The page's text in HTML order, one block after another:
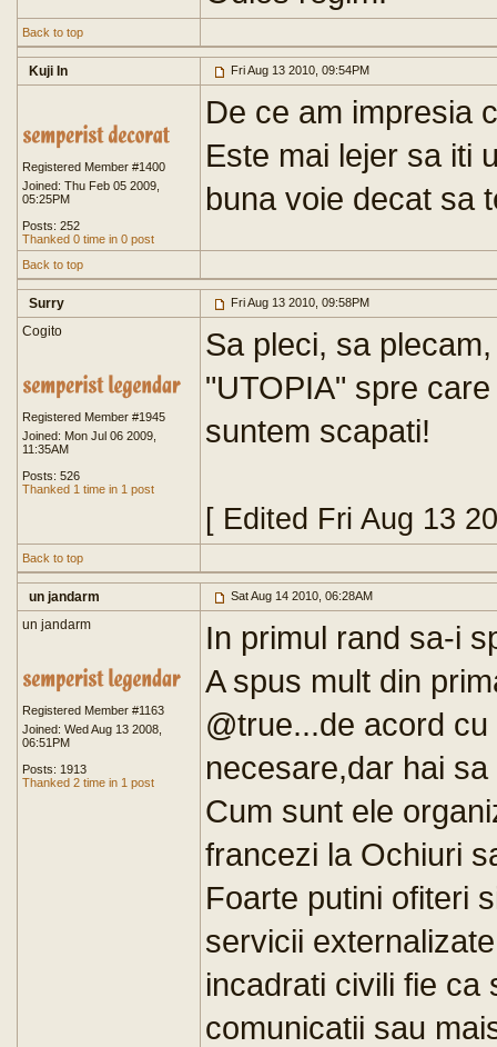
Back to top
Kuji In Fri Aug 13 2010, 09:54PM
Registered Member #1400
Joined: Thu Feb 05 2009,
05:25PM
Posts: 252
Thanked 0 time in 0 post
De ce am impresia
Este mai lejer sa iti
buna voie decat sa
Back to top
Surry Fri Aug 13 2010, 09:58PM
Cogito
Registered Member #1945
Joined: Mon Jul 06 2009,
11:35AM
Posts: 526
Thanked 1 time in 1 post
Sa pleci, sa
"UTOPIA" spre
suntem scapati!
[ Edited Fri Aug 13
Back to top
un jandarm Sat Aug 14 2010, 06:28AM
un jandarm
Registered Member #1163
Joined: Wed Aug 13 2008,
06:51PM
Posts: 1913
Thanked 2 time in 1 post
In primul rand sa-i
A spus mult din
@true...de acord
necesare,dar hai
Cum sunt ele
francezi la Ochiuri
Foarte putini ofiteri
servicii
incadrati civili fie ca
comunicatii sau